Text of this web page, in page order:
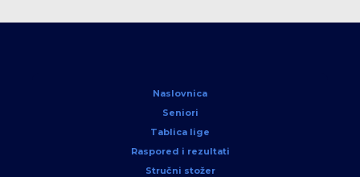
Naslovnica
Seniori
Tablica lige
Raspored i rezultati
Stručni stožer